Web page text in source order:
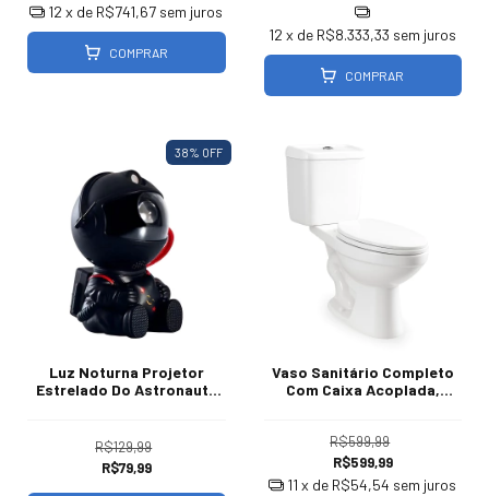
12 x de R$741,67 sem juros
COMPRAR
12 x de R$8.333,33 sem juros
COMPRAR
38% OFF
Luz Noturna Projetor
Estrelado Do Astronauta
R$129,99
R$79,99
Vaso Sanitário Completo
Com Caixa Acoplada,
R$599,99
R$599,99
11 x de R$54,54 sem juros